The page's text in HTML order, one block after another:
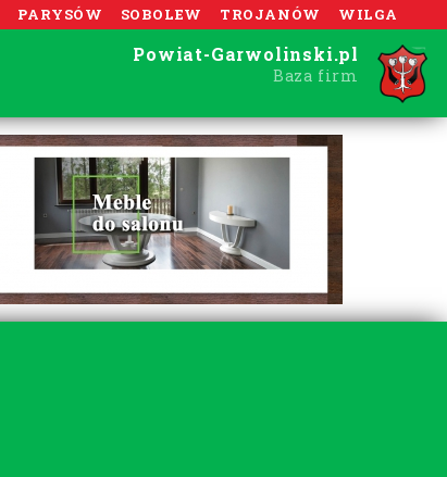
PARYSÓW SOBOLEW TROJANÓW WILGA
Powiat-Garwolinski.pl
Baza firm